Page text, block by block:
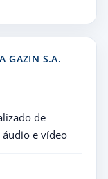
GAZIN S.A.
de
e vídeo